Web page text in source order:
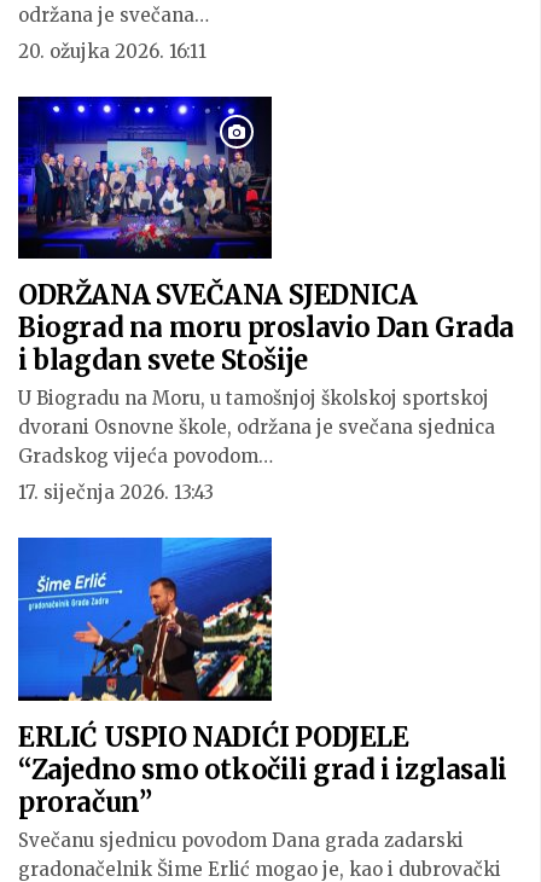
održana je svečana…
20. ožujka 2026. 16:11
ODRŽANA SVEČANA SJEDNICA
Biograd na moru proslavio Dan Grada
i blagdan svete Stošije
U Biogradu na Moru, u tamošnjoj školskoj sportskoj
dvorani Osnovne škole, održana je svečana sjednica
Gradskog vijeća povodom…
17. siječnja 2026. 13:43
ERLIĆ USPIO NADIĆI PODJELE
“Zajedno smo otkočili grad i izglasali
proračun”
Svečanu sjednicu povodom Dana grada zadarski
gradonačelnik Šime Erlić mogao je, kao i dubrovački